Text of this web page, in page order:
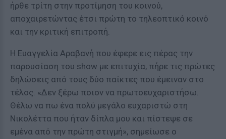
ήρθε τρίτη στην προτίμηση του κοινού,
αποχαιρετώντας έτσι πρώτη το τηλεοπτικό κοινό
και την κριτική επιτροπή.
H Ευαγγελία Αραβανή που έφερε εις πέρας την
παρουσίαση του show με επιτυχία, πήρε τις πρώτες
δηλώσεις από τους δύο παίκτες που έμειναν στο
τέλος. «Δεν ξέρω ποιον να πρωτοευχαριστήσω.
Θέλω να πω ένα πολύ μεγάλο ευχαριστώ στη
Νικολέττα που ήταν δίπλα μου και πίστεψε σε
εμένα από την πρώτη στιγμή», σημείωσε ο